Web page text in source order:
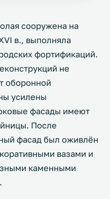
сооружена на
в., выполняла
фортификаций.
не
оборонной
усилены
фасады имеют
После
фасад был оживлён
вазами и
каменными